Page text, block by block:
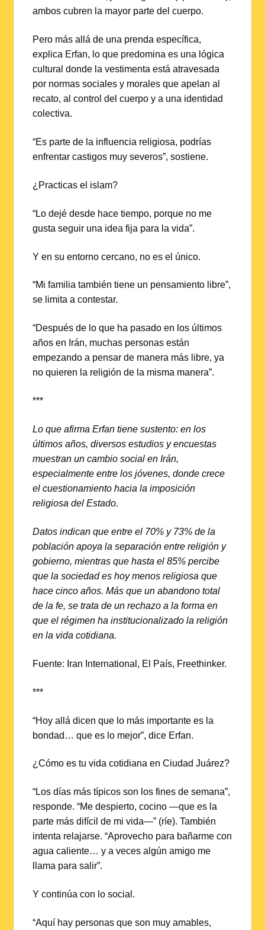
ambos cubren la mayor parte del cuerpo.
Pero más allá de una prenda específica,
explica Erfan, lo que predomina es una lógica
cultural donde la vestimenta está atravesada
por normas sociales y morales que apelan al
recato, al control del cuerpo y a una identidad
colectiva.
“Es parte de la influencia religiosa, podrías
enfrentar castigos muy severos”, sostiene.
¿Practicas el islam?
“Lo dejé desde hace tiempo, porque no me
gusta seguir una idea fija para la vida”.
Y en su entorno cercano, no es el único.
“Mi familia también tiene un pensamiento libre”,
se limita a contestar.
“Después de lo que ha pasado en los últimos
años en Irán, muchas personas están
empezando a pensar de manera más libre, ya
no quieren la religión de la misma manera”.
***
Lo que afirma Erfan tiene sustento: en los
últimos años, diversos estudios y encuestas
muestran un cambio social en Irán,
especialmente entre los jóvenes, donde crece
el cuestionamiento hacia la imposición
religiosa del Estado.
Datos indican que entre el 70% y 73% de la
población apoya la separación entre religión y
gobierno, mientras que hasta el 85% percibe
que la sociedad es hoy menos religiosa que
hace cinco años. Más que un abandono total
de la fe, se trata de un rechazo a la forma en
que el régimen ha institucionalizado la religión
en la vida cotidiana.
Fuente: Iran International, El País, Freethinker.
***
“Hoy allá dicen que lo más importante es la
bondad… que es lo mejor”, dice Erfan.
¿Cómo es tu vida cotidiana en Ciudad Juárez?
“Los días más típicos son los fines de semana”,
responde. “Me despierto, cocino —que es la
parte más difícil de mi vida—” (ríe). También
intenta relajarse. “Aprovecho para bañarme con
agua caliente… y a veces algún amigo me
llama para salir”.
Y continúa con lo social.
“Aquí hay personas que son muy amables,